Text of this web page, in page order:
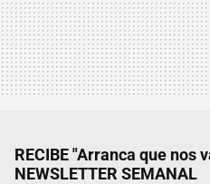
RECIBE "Arranca que nos
NEWSLETTER SEMANAL